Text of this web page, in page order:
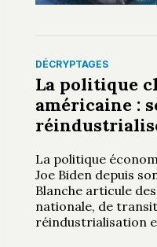
DÉCRYPTAGES
La politique
américaine :
La politique
Joe Biden depuis
Blanche articule
nationale, de
réindustrialisation